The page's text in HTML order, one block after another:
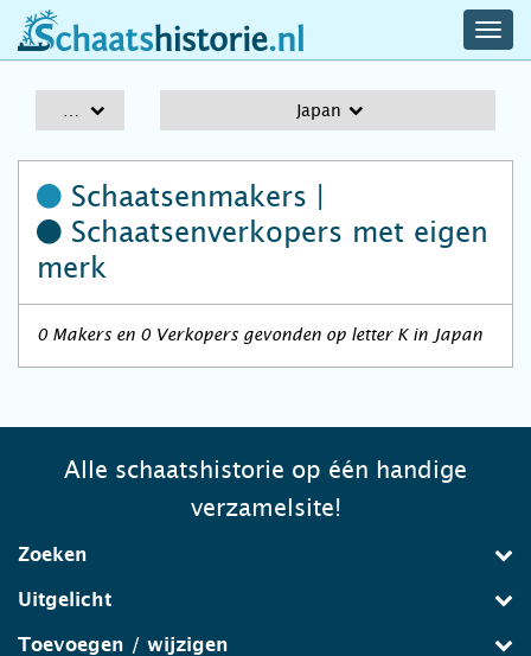
schaatshistorie.nl
Japan
Schaatsenmakers |
Schaatsenverkopers met eigen
merk
0 Makers en 0 Verkopers gevonden op letter K in Japan
Alle schaatshistorie op één handige
verzamelsite!
Zoeken
Uitgelicht
Toevoegen / wijzigen